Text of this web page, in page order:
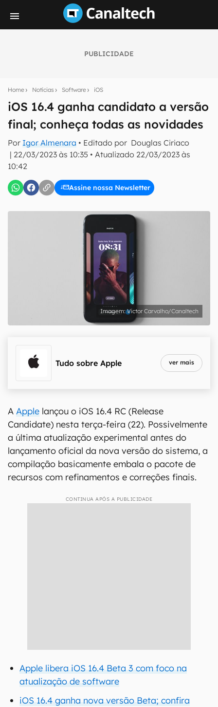
PUBLICIDADE
Home Notícias Software iOS
iOS 16.4 ganha candidato a versão
final; conheça todas as novidades
Por Igor Almenara • Editado por Douglas Ciriaco
| 22/03/2023 às 10:35 • Atualizado 22/03/2023 às
10:42
Assine nossa Newsletter
notícias e reviews sobre tecnologia em primeira
mão.
E-mail
Confirmo que li, aceito e concordo com os
Victor Carvalho/Canaltech
Tudo sobre Apple ver mais
A Apple lançou o iOS 16.4 RC (Release
Candidate) nesta terça-feira (22). Possivelmente
a última atualização experimental antes do
lançamento oficial da nova versão do sistema, a
compilação basicamente embala o pacote de
recursos com refinamentos e correções finais.
CONTINUA APÓS A PUBLICIDADE
Apple libera iOS 16.4 Beta 3 com foco na
atualização de software
iOS 16.4 ganha nova versão Beta; confira